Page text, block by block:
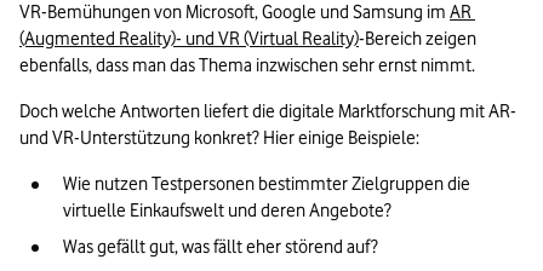
VR-Bemühungen von Microsoft, Google und Samsung im AR
(Augmented Reality)- und VR (Virtual Reality)-Bereich zeigen
ebenfalls, dass man das Thema inzwischen sehr ernst nimmt.
Doch welche Antworten liefert die digitale Marktforschung mit AR-
und VR-Unterstützung konkret? Hier einige Beispiele:
Wie nutzen Testpersonen bestimmter Zielgruppen die
virtuelle Einkaufswelt und deren Angebote?
Was gefällt gut, was fällt eher störend auf?